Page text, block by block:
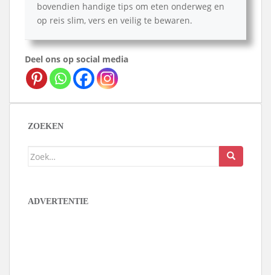
bovendien handige tips om eten onderweg en
op reis slim, vers en veilig te bewaren.
Deel ons op social media
ZOEKEN
Zoek
ADVERTENTIE